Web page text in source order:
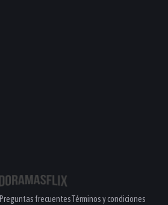
Preguntas frecuentesTérminos y condiciones